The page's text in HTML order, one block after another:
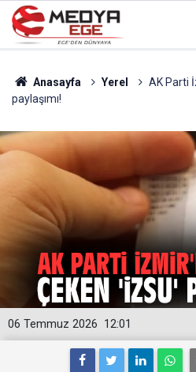
Anasayfa Yerel
AK Parti
paylaşımı!
12:01
06 Temmuz 2026